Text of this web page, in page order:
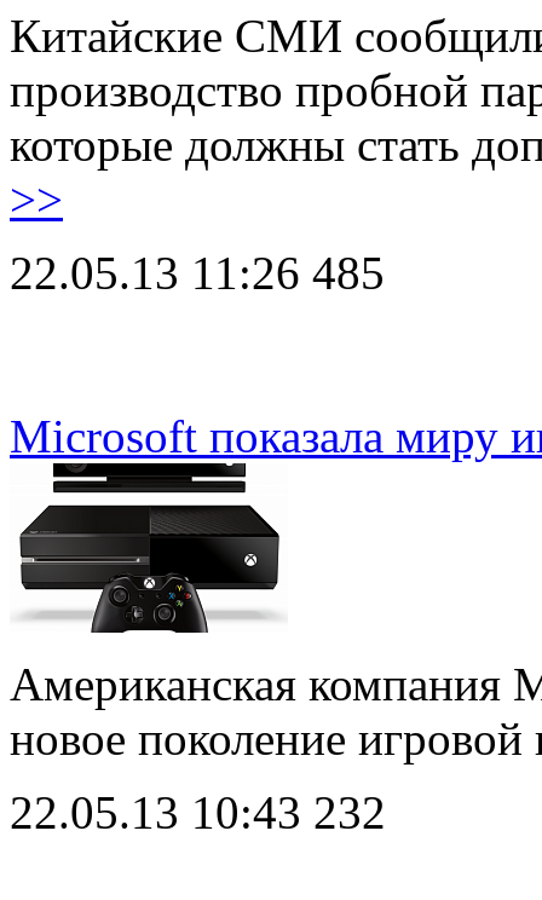
Китайские СМИ
производство пробной
которые должны стать
>>
22.05.13 11:26 485
Microsoft показала миру
Американская компания
новое поколение
22.05.13 10:43 232